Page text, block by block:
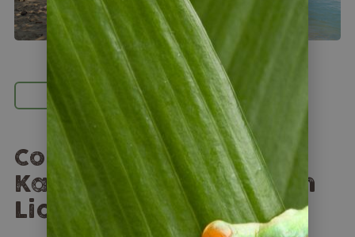
Überraschungstipp
Costa Rica – die
Karibikküste im besten
Licht